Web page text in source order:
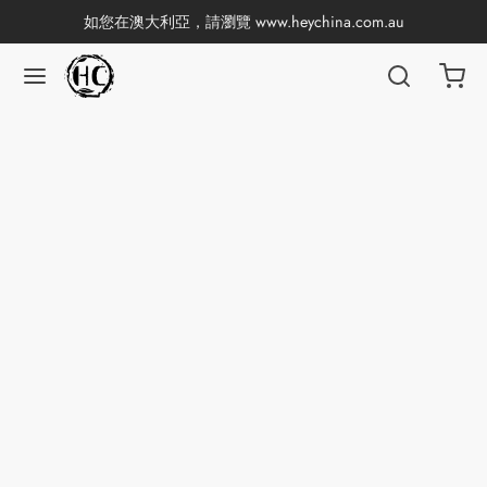
如您在澳大利亞，請瀏覽 www.heychina.com.au